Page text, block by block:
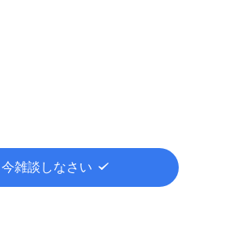
今雑談しなさい